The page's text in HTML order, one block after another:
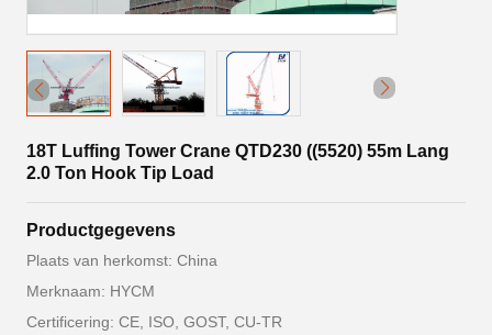
18T Luffing Tower Crane QTD230 ((5520) 55m Lang
2.0 Ton Hook Tip Load
Productgegevens
Plaats van herkomst: China
Merknaam: HYCM
Certificering: CE, ISO, GOST, CU-TR